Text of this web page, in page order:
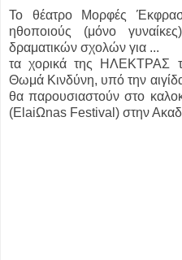
Το θέατρο Μορφές
ηθοποιούς (μόνο
δραματικών σχολών για ...
τα χορικά της ΗΛΕΚΤΡΑΣ
Θωμά Κινδύνη, υπό την
θα παρουσιαστούν στο
(ElaiΩnas Festival) στην